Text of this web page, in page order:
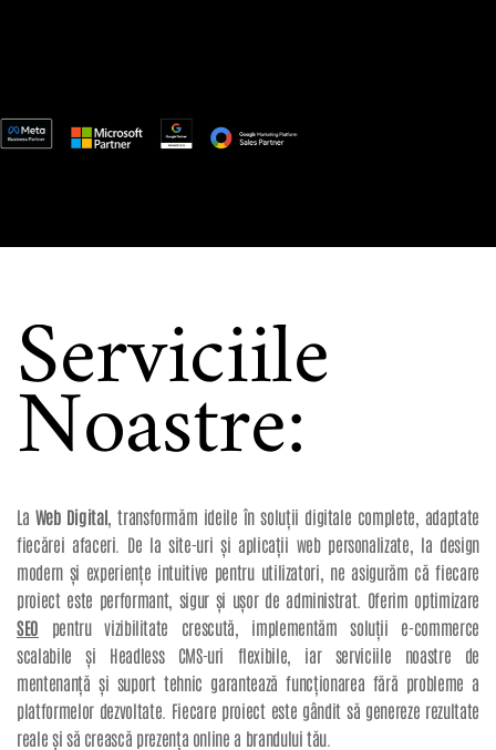
Serviciile
Noastre:
La Web Digital , transformăm ideile în soluții digitale complete, adaptate
fiecărei afaceri. De la site-uri și aplicații web personalizate, la design
modern și experiențe intuitive pentru utilizatori, ne asigurăm că fiecare
proiect este performant, sigur și ușor de administrat. Oferim optimizare
SEO pentru vizibilitate crescută, implementăm soluții e-commerce
scalabile și Headless CMS-uri flexibile, iar serviciile noastre de
mentenanță și suport tehnic garantează funcționarea fără probleme a
platformelor dezvoltate. Fiecare proiect este gândit să genereze rezultate
reale și să crească prezența online a brandului tău.